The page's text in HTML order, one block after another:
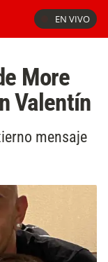
EN VIVO
More
Valentín
mensaje